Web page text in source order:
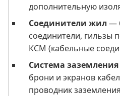
дополнительную
Соединители жил —
соединители, гильзы
КСМ (кабельные
Система заземления
брони и экранов
проводник